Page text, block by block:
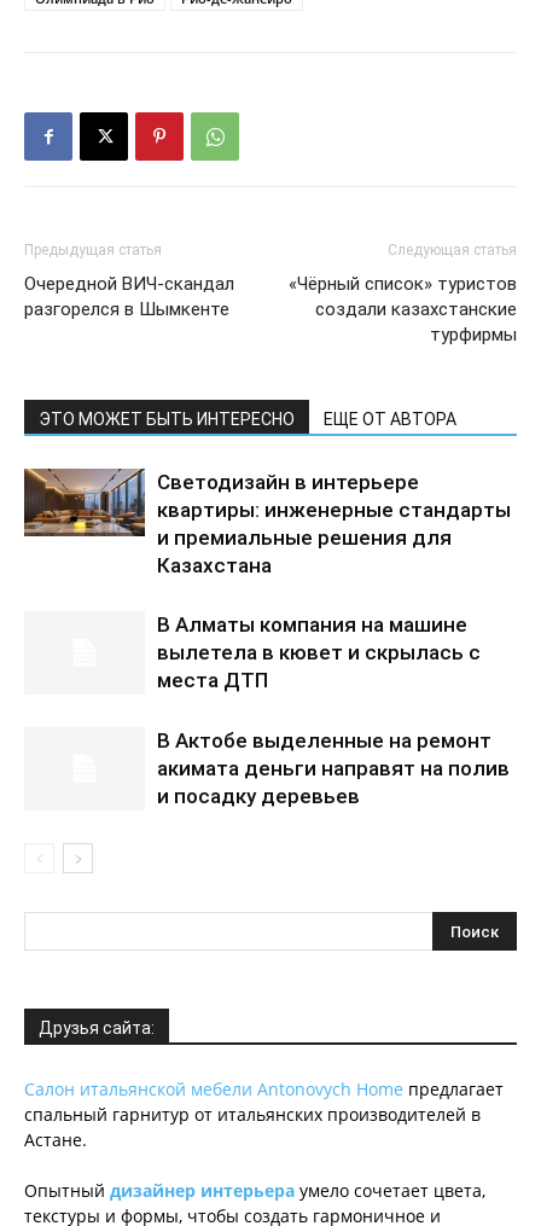
Предыдущая статья
Очередной ВИЧ-скандал
разгорелся в Шымкенте
Следующая статья
«Чёрный список» туристов
создали казахстанские
турфирмы
ЭТО МОЖЕТ БЫТЬ ИНТЕРЕСНО ЕЩЕ ОТ АВТОРА
Светодизайн в интерьере
квартиры: инженерные стандарты
и премиальные решения для
Казахстана
В Алматы компания на машине
вылетела в кювет и скрылась с
места ДТП
В Актобе выделенные на ремонт
акимата деньги направят на полив
и посадку деревьев
Друзья сайта:
Салон итальянской мебели Antonovych Home предлагает
спальный гарнитур от итальянских производителей в
Астане.
Опытный дизайнер интерьера умело сочетает цвета,
текстуры и формы, чтобы создать гармоничное и